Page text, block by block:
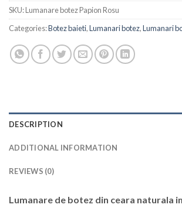
SKU:Lumanare botez Papion Rosu
Categories:Botez baieti,Lumanari botez,Lumanari
DESCRIPTION
ADDITIONAL INFORMATION
REVIEWS (0)
Lumanare de botez din ceara naturala